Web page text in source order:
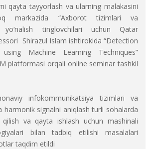
qayta tayyorlash va ularning malakasini
markazida “Axborot tizimlari va
yo‘nalish tinglovchilari uchun Qatar
Shirazul Islam ishtirokida “Detection
Machine Learning Techniques”
platformasi orqali online seminar tashkil
infokommunikatsiya tizimlari va
harmonik signalni aniqlash turli sohalarda
qilish va qayta ishlash uchun mashinali
bilan tadbiq etilishi masalalari
taqdim etildi